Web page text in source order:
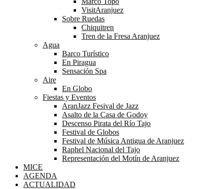
VisitAranjuez
Sobre Ruedas
Chiquitren
Tren de la Fresa Aranjuez
Agua
Barco Turístico
En Piragua
Sensación Spa
Aire
En Globo
Fiestas y Eventos
AranJazz Fesival de Jazz
Asalto de la Casa de Godoy
Descenso Pirata del Río Tajo
Festival de Globos
Festival de Música Antigua de Aranjuez
Raphel Nacional del Tajo
Representación del Motín de Aranjuez
MICE
AGENDA
ACTUALIDAD